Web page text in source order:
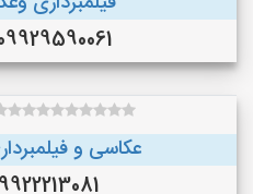
09929590061
عکاسی و
09922213081